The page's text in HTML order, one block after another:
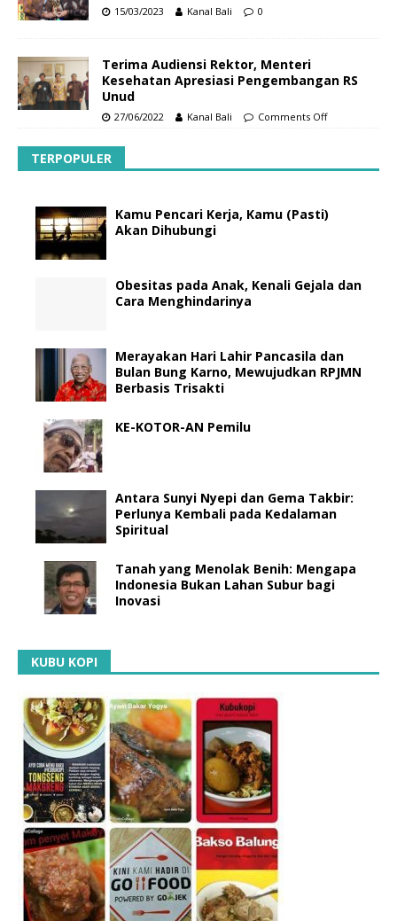
15/03/2023 Kanal Bali 0
Terima Audiensi Rektor, Menteri
Kesehatan Apresiasi Pengembangan RS
Unud
27/06/2022 Kanal Bali Comments Off
TERPOPULER
Kamu Pencari Kerja, Kamu (Pasti)
Akan Dihubungi
Obesitas pada Anak, Kenali Gejala dan
Cara Menghindarinya
Merayakan Hari Lahir Pancasila dan
Bulan Bung Karno, Mewujudkan RPJMN
Berbasis Trisakti
KE-KOTOR-AN Pemilu
Antara Sunyi Nyepi dan Gema Takbir:
Perlunya Kembali pada Kedalaman
Spiritual
Tanah yang Menolak Benih: Mengapa
Indonesia Bukan Lahan Subur bagi
Inovasi
KUBU KOPI